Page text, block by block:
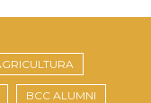
BCC ALUMNI